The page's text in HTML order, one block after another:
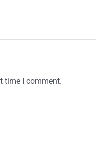
time I comment.